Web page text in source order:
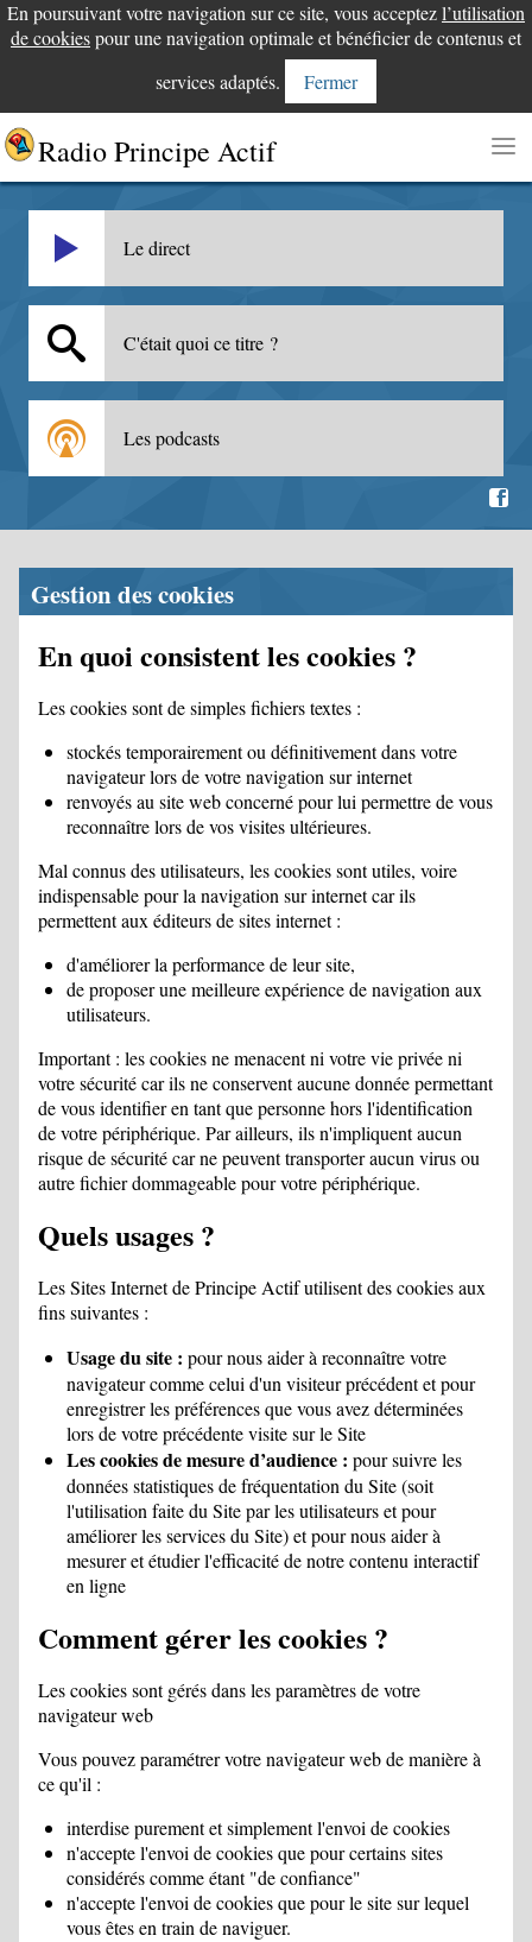
En poursuivant votre navigation sur ce site, vous acceptezl’utilisation
de cookiespour une navigation optimale et bénéficier de contenus et
services adaptés.
Fermer
Radio Principe Actif
Le direct
C'était quoi ce titre ?
Les podcasts
Gestion des cookies
En quoi consistent les cookies ?
Les cookies sont de simples fichiers textes :
stockés temporairement ou définitivement dans votre
navigateur lors de votre navigation sur internet
renvoyés au site web concerné pour lui permettre de vous
reconnaître lors de vos visites ultérieures.
Mal connus des utilisateurs, les cookies sont utiles, voire
indispensable pour la navigation sur internet car ils
permettent aux éditeurs de sites internet :
d'améliorer la performance de leur site,
de proposer une meilleure expérience de navigation aux
utilisateurs.
Important : les cookies ne menacent ni votre vie privée ni
votre sécurité car ils ne conservent aucune donnée permettant
de vous identifier en tant que personne hors l'identification
de votre périphérique. Par ailleurs, ils n'impliquent aucun
risque de sécurité car ne peuvent transporter aucun virus ou
autre fichier dommageable pour votre périphérique.
Quels usages ?
Les Sites Internet de Principe Actif utilisent des cookies aux
fins suivantes :
Usage du site : pour nous aider à reconnaître votre
navigateur comme celui d'un visiteur précédent et pour
enregistrer les préférences que vous avez déterminées
lors de votre précédente visite sur le Site
Les cookies de mesure d’audience : pour suivre les
données statistiques de fréquentation du Site (soit
l'utilisation faite du Site par les utilisateurs et pour
améliorer les services du Site) et pour nous aider à
mesurer et étudier l'efficacité de notre contenu interactif
en ligne
Comment gérer les cookies ?
Les cookies sont gérés dans les paramètres de votre
navigateur web
Vous pouvez paramétrer votre navigateur web de manière à
ce qu'il :
interdise purement et simplement l'envoi de cookies
n'accepte l'envoi de cookies que pour certains sites
considérés comme étant "de confiance"
n'accepte l'envoi de cookies que pour le site sur lequel
vous êtes en train de naviguer.